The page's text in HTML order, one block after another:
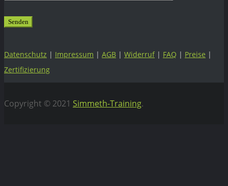
Datenschutz | Impressum | AGB | Widerruf| FAQ | Preise |
Zertifizierung
Copyright © 2021 Simmeth-Training.